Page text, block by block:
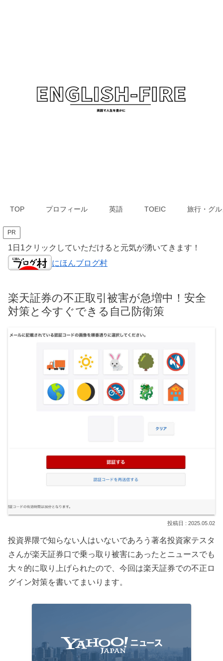
TOP プロフィール 英語 TOEIC 旅行・グ
PR
1日1クリックしていただけると元気が湧いてきます！
にほんブログ村
楽天証券の不正取引被害が急増中！安全
対策と今すぐできる自己防衛策
2025.05.02
投資界隈で知らない人はいないであろう著名投資家テスタ
さんが楽天証券口で乗っ取り被害にあったとニュースでも
大々的に取り上げられたので、今回は楽天証券での不正ロ
グイン対策を書いてまいります。